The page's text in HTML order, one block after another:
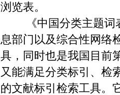
浏览表。
《中国分类主题词表
息部门以及综合性网络
具，同时也是我国目前
又能满足分类标引、检
的文献标引检索工具。